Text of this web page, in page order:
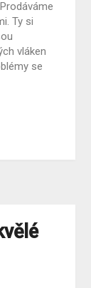
Ty si
vláken
se